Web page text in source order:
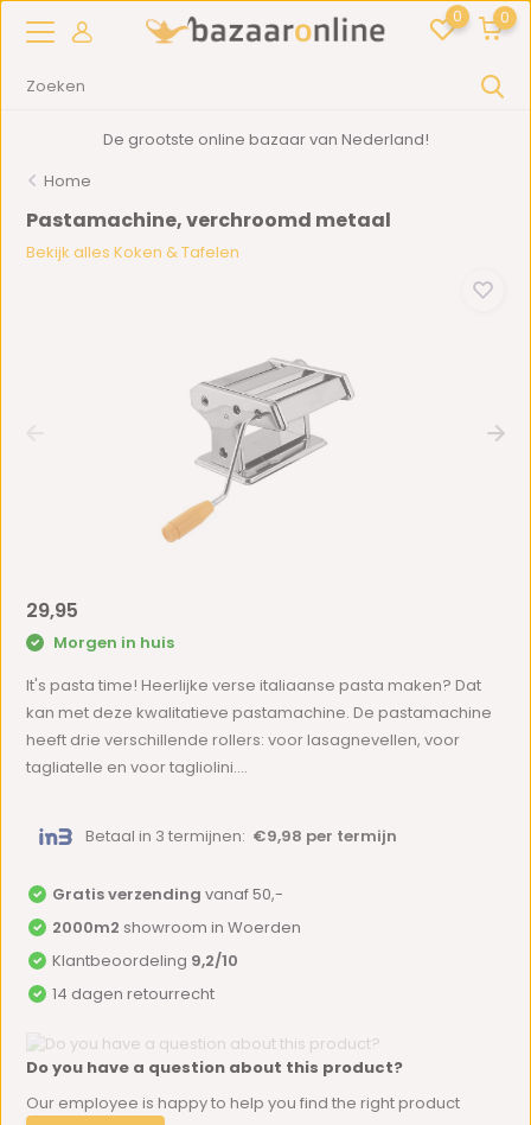
0 0
De grootste online bazaar van Nederland!
Home
Pastamachine, verchroomd metaal
Bekijk alles Koken & Tafelen
29,95
Morgen in huis
It's pasta time! Heerlijke verse italiaanse pasta maken? Dat
kan met deze kwalitatieve pastamachine. De pastamachine
heeft drie verschillende rollers: voor lasagnevellen, voor
tagliatelle en voor tagliolini....
Betaal in 3 termijnen: €9,98 per termijn
Gratis verzending vanaf 50,-
2000m2 showroom in Woerden
Klantbeoordeling 9,2/10
14 dagen retourrecht
Do you have a question about this product?
Our employee is happy to help you find the right product